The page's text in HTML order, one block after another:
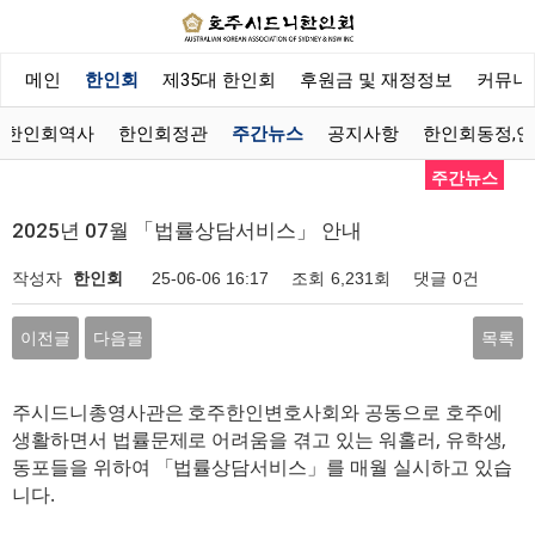
메인 한인회 제35대 한인회 후원금 및 재정정보 커뮤니
한인회역사 한인회정관 주간뉴스 공지사항 한인회동정,
주간뉴스
2025년 07월 「법률상담서비스」 안내
작성자 한인회 25-06-06 16:17 조회 6,231회 댓글 0건
이전글 다음글 목록
주시드니총영사관은 호주한인변호사회와 공동으로 호주에
생활하면서 법률문제로 어려움을 겪고 있는 워홀러, 유학생,
동포들을 위하여 「법률상담서비스」를 매월 실시하고 있습
니다.